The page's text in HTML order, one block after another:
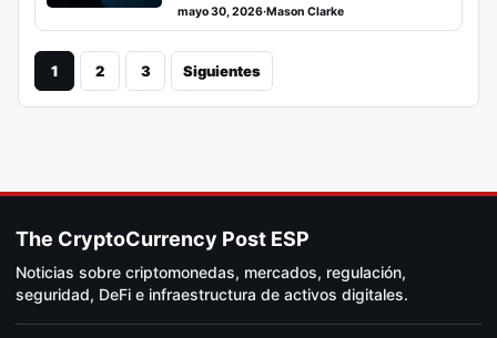
mayo 30, 2026·Mason Clarke
1 2 3 Siguientes
The CryptoCurrency Post ESP
Noticias sobre criptomonedas, mercados, regulación,
seguridad, DeFi e infraestructura de activos digitales.